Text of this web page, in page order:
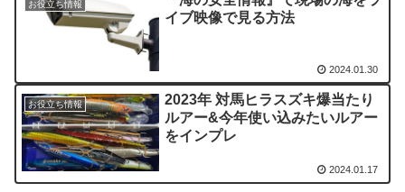
お役立ち情報
イブ映像で見る方法
2024.01.30
お役立ち情報
2023年 対馬ヒラスズキ爆当たり
ルアー&今年使い込みたいルアー
をインプレ
2024.01.17